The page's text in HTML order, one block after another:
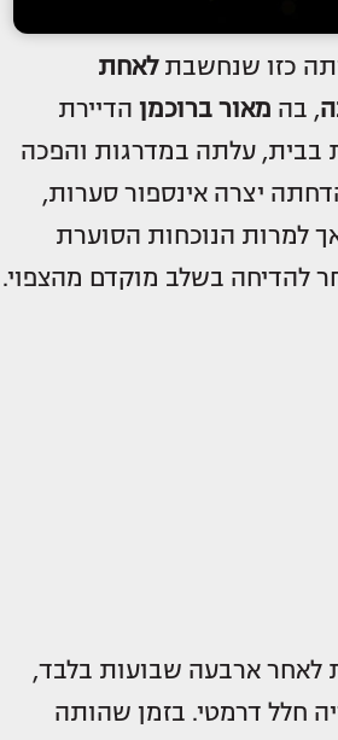
כזו שנחשבתלאחת
, בה מאור ברוכמן הדיירת
בבית, עלתה במדרגות והפכה
יצרה אינספור סערות,
למרות הנוכחות הסוערת
להדיחה בשלב מוקדם מהצפוי.
לאחר ארבעה שבועות בלבד,
חלל דרמטי. בזמן שהותה